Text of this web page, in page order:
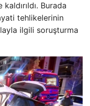
Burada
tehlikelerinin
ilgili soruşturma